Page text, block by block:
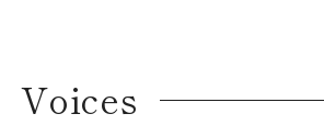
Voices